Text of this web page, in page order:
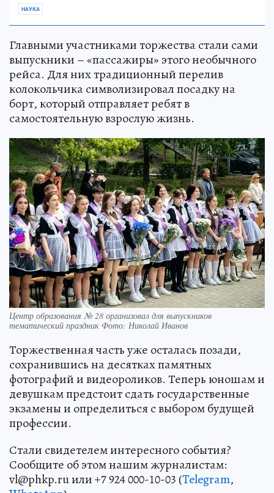
НАУКА
Главными участниками торжества стали сами
выпускники – «пассажиры» этого необычного
рейса. Для них традиционный перелив
колокольчика символизировал посадку на
борт, который отправляет ребят в
самостоятельную взрослую жизнь.
Центр образования № 28 организовал для выпускников
тематический праздник Фото: Николай Иванов
Торжественная часть уже осталась позади,
сохранившись на десятках памятных
фотографий и видеороликов. Теперь юношам и
девушкам предстоит сдать государственные
экзамены и определиться с выбором будущей
профессии.
Стали свидетелем интересного события?
Сообщите об этом нашим журналистам:
vl@phkp.ru или +7 924 000-10-03 (Telegram,